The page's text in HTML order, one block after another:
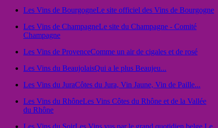
Les Vins de BourgogneLe site officiel des Vins de Bourgogne
Les Vins de ChampagneLe site du Champagne - Comité
Champagne
Les Vins de ProvenceComme un air de cigales et de rosé
Les Vins du BeaujolaisQui a le plus Beaujeu...
Les Vins du JuraCôtes du Jura, Vin Jaune, Vin de Paille...
Les Vins du RhôneLes Vins Côtes du Rhône et de la Vallée
du Rhône
Les Vins du SoirLes Vins vus par le grand quotidien belge Le